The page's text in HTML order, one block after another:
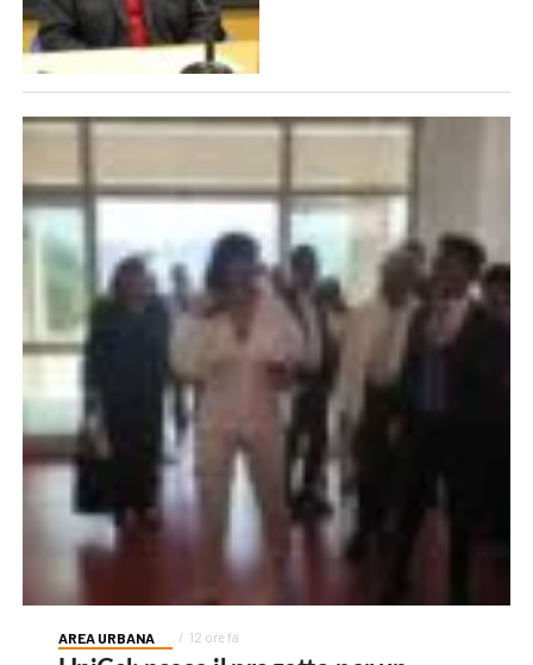
AREA URBANA 12 ore fa